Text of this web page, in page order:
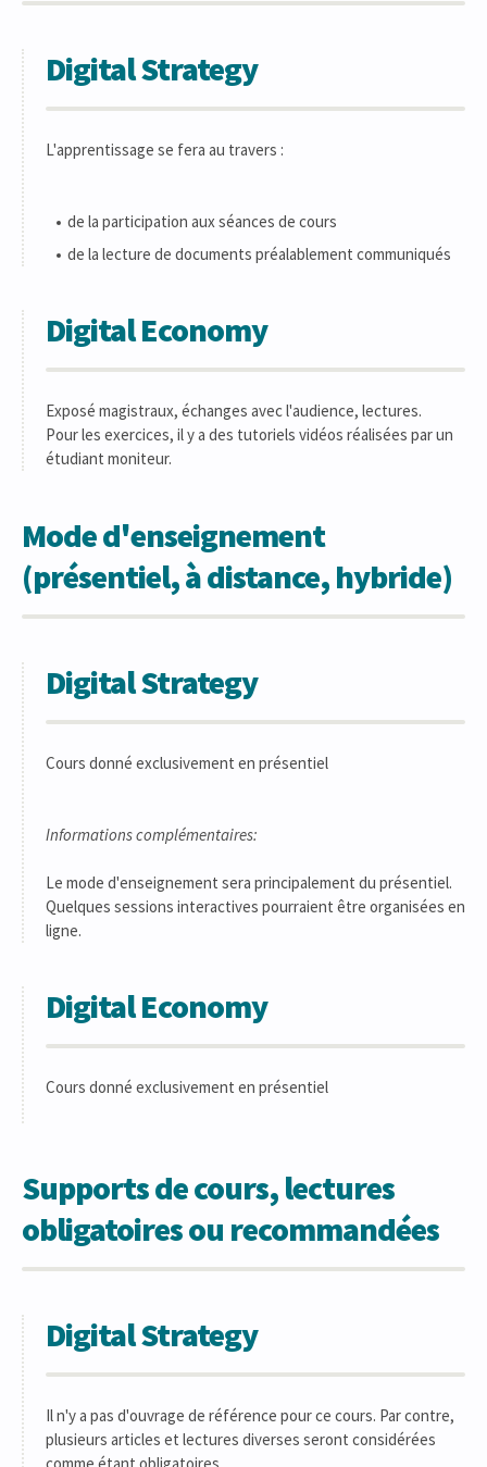
Digital Strategy
L'apprentissage se fera au travers :
de la participation aux séances de cours
de la lecture de documents préalablement communiqués
Digital Economy
Exposé magistraux, échanges avec l'audience, lectures.
Pour les exercices, il y a des tutoriels vidéos réalisées par un
étudiant moniteur.
Mode d'enseignement
(présentiel, à distance, hybride)
Digital Strategy
Cours donné exclusivement en présentiel
Informations complémentaires:
Le mode d'enseignement sera principalement du présentiel.
Quelques sessions interactives pourraient être organisées en
ligne.
Digital Economy
Cours donné exclusivement en présentiel
Supports de cours, lectures
obligatoires ou recommandées
Digital Strategy
Il n'y a pas d'ouvrage de référence pour ce cours. Par contre,
plusieurs articles et lectures diverses seront considérées
comme étant obligatoires.